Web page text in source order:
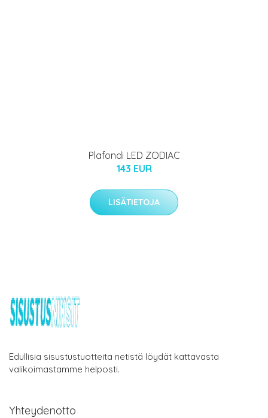
Plafondi LED ZODIAC
143 EUR
LISÄTIETOJA
Edullisia sisustustuotteita netistä löydät kattavasta
valikoimastamme helposti.
Yhteydenotto